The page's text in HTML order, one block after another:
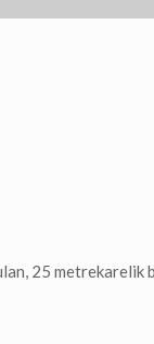
25 metrekarelik